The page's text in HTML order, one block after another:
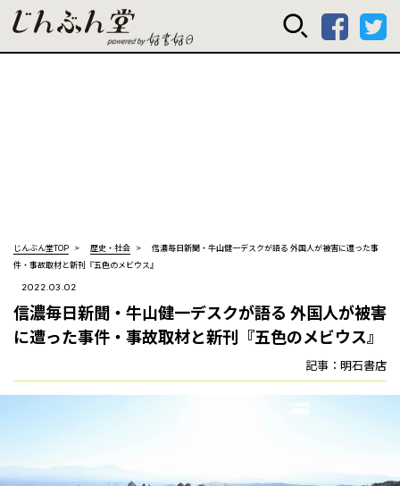
じんぶん堂
じんぶん堂TOP 歴史・社会
信濃毎日新聞・牛山健一デスクが語る 外国人が被害に遭った事
件・事故取材と新刊『五色のメビウス』
2022.03.02
信濃毎日新聞・牛山健一デスクが語る 外国人が被害
に遭った事件・事故取材と新刊『五色のメビウス』
記事：明石書店